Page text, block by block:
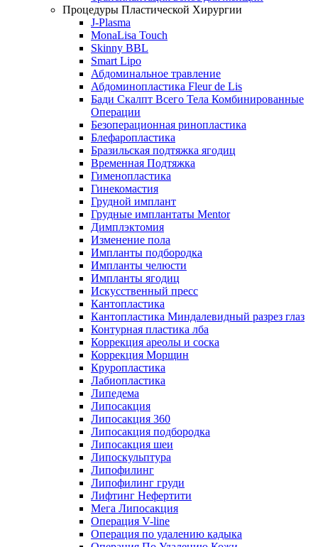
Процедуры Пластической Хирургии
J-Plasma
MonaLisa Touch
Skinny BBL
Smart Lipo
Абдоминальное травление
Абдоминопластика Fleur de Lis
Бади Скалпт Всего Тела Комбинированные
Операции
Безоперационная ринопластика
Блефаропластика
Бразильская подтяжка ягодиц
Временная Подтяжка
Гименопластика
Гинекомастия
Грудной имплант
Грудные имплантаты Mentor
Димплэктомия
Изменение пола
Импланты подбородка
Импланты челюсти
Импланты ягодиц
Искусственный пресс
Кантопластика
Кантопластика Миндалевидный разрез глаз
Контурная пластика лба
Коррекция ареолы и соска
Коррекция Морщин
Круропластика
Лабиопластика
Липедема
Липосакция
Липосакция 360
Липосакция подбородка
Липосакция шеи
Липоскульптура
Липофилинг
Липофилинг груди
Лифтинг Нефертити
Мега Липосакция
Операция V-line
Операция по удалению кадыка